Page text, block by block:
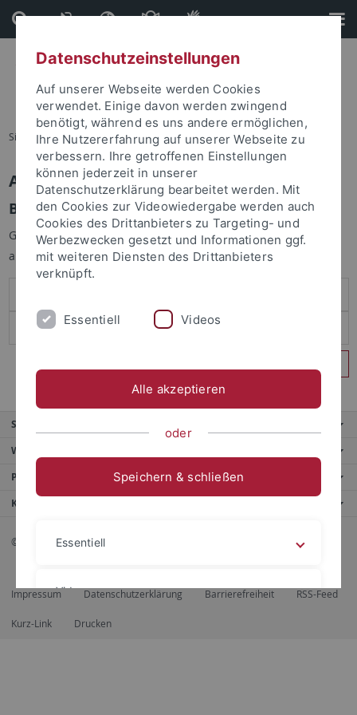
Direkt
zum
Inhalt
Direkt
zur
Fußleiste
Sie sind hier: Startseite
Anmelden
Benutzeranmeldung
Geben Sie Ihren Benutzernamen und Ihr Passwort an um sich
anzumelden:
Service
Weitere Angebote
Portale
Kontaktinfo
© 2026 Eberhard Karls Universität Tübingen, Tübingen
Impressum Datenschutzerklärung Barrierefreiheit RSS-Feed
Kurz-Link Drucken
Datenschutzeinstellungen
Auf unserer Webseite werden Cookies
verwendet. Einige davon werden zwingend
benötigt, während es uns andere ermöglichen,
Ihre Nutzererfahrung auf unserer Webseite zu
verbessern. Ihre getroffenen Einstellungen
können jederzeit in unserer
Datenschutzerklärung bearbeitet werden. Mit
den Cookies zur Videowiedergabe werden auch
Cookies des Drittanbieters zu Targeting- und
Werbezwecken gesetzt und Informationen ggf.
mit weiteren Diensten des Drittanbieters
verknüpft.
Essentiell Videos
Alle akzeptieren
oder
Speichern & schließen
Essentiell
Videos